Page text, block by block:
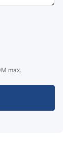
max.